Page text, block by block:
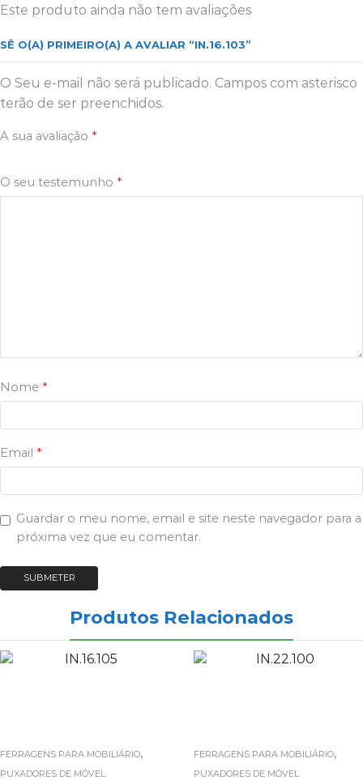
Este produto ainda não tem avaliações
SÊ O(A) PRIMEIRO(A) A AVALIAR “IN.16.103”
O Seu e-mail não será publicado. Campos com asterisco
terão de ser preenchidos.
A sua avaliação *
O seu testemunho *
Nome *
Email *
Guardar o meu nome, email e site neste navegador para a
próxima vez que eu comentar.
Produtos Relacionados
FERRAGENS PARA MOBILIÁRIO,
PUXADORES DE MÓVEL
FERRAGENS PARA MOBILIÁRIO,
PUXADORES DE MÓVEL